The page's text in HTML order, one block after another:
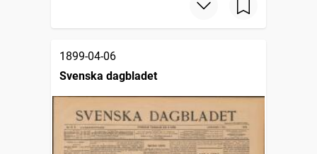
1899-04-06
Svenska dagbladet